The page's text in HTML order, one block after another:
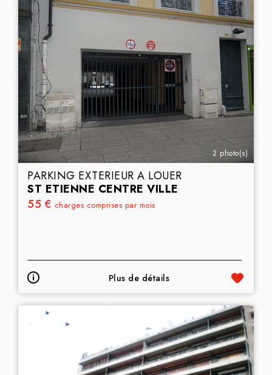
2 photo(s)
PARKING EXTERIEUR A LOUER
ST ETIENNE CENTRE VILLE
55 € charges comprises par mois
Plus de détails